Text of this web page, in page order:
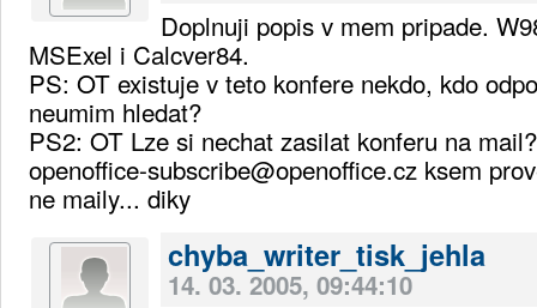
Doplnuji popis v mem pripade.
MSExel i Calcver84.
PS: OT existuje v teto konfere nekdo, kdo
neumim hledat?
PS2: OT Lze si nechat zasilat konferu na
openoffice-subscribe@openoffice.cz ksem
ne maily... diky
chyba_writer_tisk_jehla
14. 03. 2005, 09:44:10